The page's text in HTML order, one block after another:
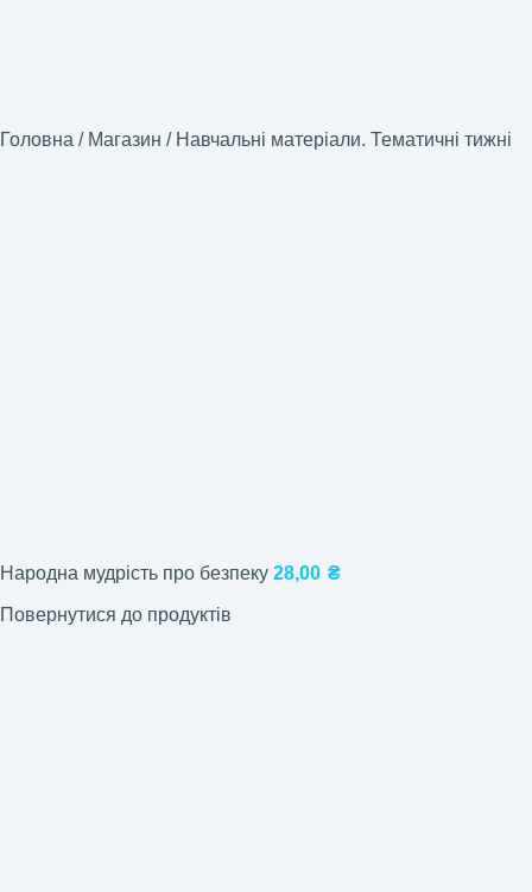
Головна / Магазин / Навчальні матеріали. Тематичні тижні
Народна мудрість про безпеку 28,00 ₴
Повернутися до продуктів